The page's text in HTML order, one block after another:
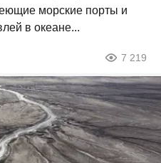
морские порты и
в океане...
7 219